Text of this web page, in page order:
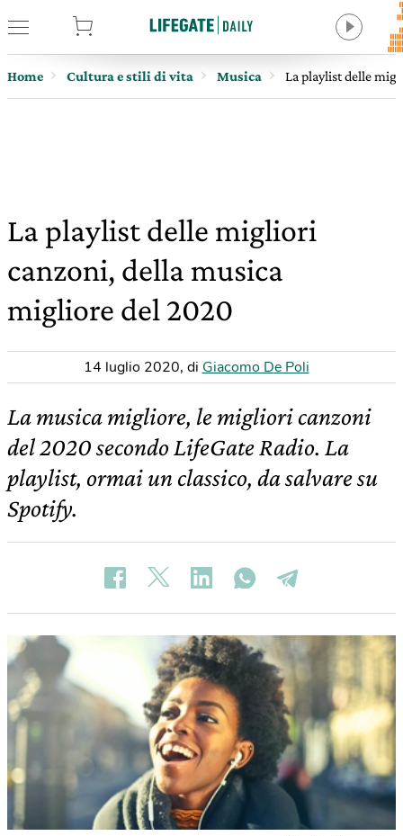
Home Cultura e stili di vita Musica La playlist delle
La playlist delle migliori
canzoni, della musica
migliore del 2020
14 luglio 2020, di Giacomo De Poli
La musica migliore, le migliori canzoni
del 2020 secondo LifeGate Radio. La
playlist, ormai un classico, da salvare su
Spotify.